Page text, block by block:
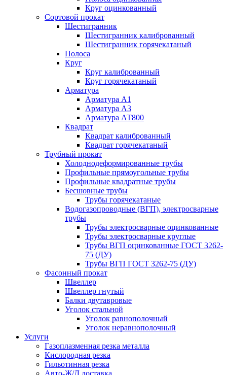
Круг оцинкованный
Сортовой прокат
Шестигранник
Шестигранник калиброванный
Шестигранник горячекатаный
Полоса
Круг
Круг калиброванный
Круг горячекатаный
Арматура
Арматура А1
Арматура А3
Арматура АТ800
Квадрат
Квадрат калиброванный
Квадрат горячекатаный
Трубный прокат
Холоднодеформированные трубы
Профильные прямоугольные трубы
Профильные квадратные трубы
Бесшовные трубы
Трубы горячекатаные
Водогазопроводные (ВГП), электросварные
трубы
Трубы электросварные оцинкованные
Трубы электросварные круглые
Трубы ВГП оцинкованные ГОСТ 3262-
75 (ДУ)
Трубы ВГП ГОСТ 3262-75 (ДУ)
Фасонный прокат
Швеллер
Швеллер гнутый
Балки двутавровые
Уголок стальной
Уголок равнополочный
Уголок неравнополочный
Услуги
Газоплазменная резка металла
Кислородная резка
Гильотинная резка
Авто-Ж/Д доставка